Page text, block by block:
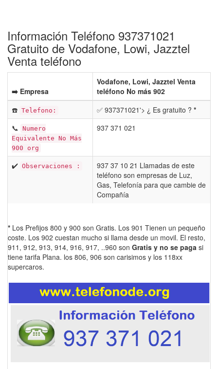
Información Teléfono 937371021
Gratuito de Vodafone, Lowi, Jazztel
Venta teléfono
➡️ Empresa
Vodafone, Lowi, Jazztel Venta
teléfono No más 902
☎️ Telefono: ✅ 937371021'> ¿ Es gratuito ? *
📞 Numero
Equivalente No Más
900 org
937 371 021
✔️ Observaciones :
937 37 10 21 Llamadas de este
teléfono son empresas de Luz,
Gas, Telefonía para que cambie de
Compañía
* Los Prefijos 800 y 900 son Gratis. Los 901 Tienen un pequeño
coste. Los 902 cuestan mucho si llama desde un movil. El resto,
911, 912, 913, 914, 916, 917, ..960 son Gratis y no se paga si
tiene tarifa Plana. los 806, 906 son carisimos y los 118xx
supercaros.